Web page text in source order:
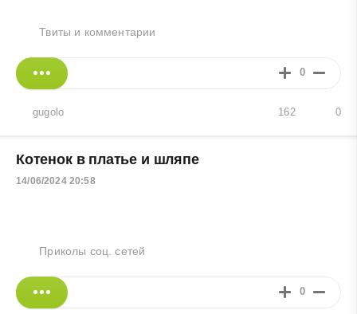
Твиты и комментарии
0
gugolo 0
162
Котенок в платье и шляпе
14/06/2024 20:58
Приколы соц. сетей
0